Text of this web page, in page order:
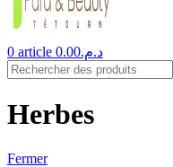
0 article د.م.0.00
Herbes
Fermer